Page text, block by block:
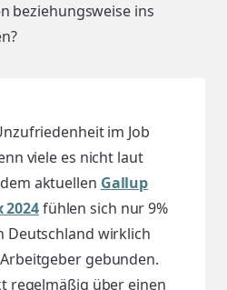
beziehungsweise ins
im Job
viele es nicht laut
aktuellen Gallup
2024fühlen sich nur 9%
Deutschland wirklich
gebunden.
regelmäßig über einen